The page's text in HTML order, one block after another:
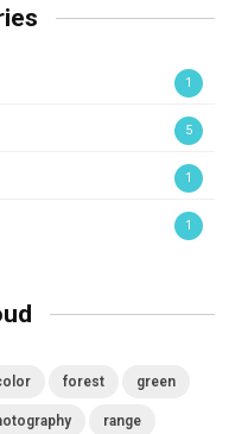
1
5
1
1
forest green
range